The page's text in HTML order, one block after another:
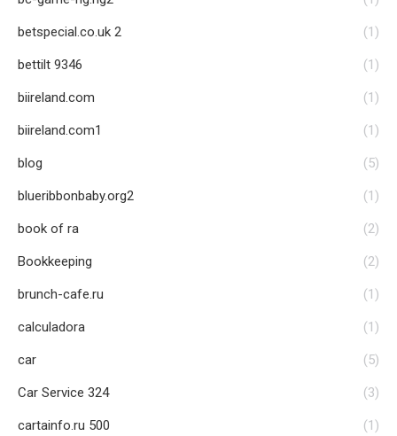
betspecial.co.uk 2 (1)
bettilt 9346 (1)
biireland.com (1)
biireland.com1 (1)
blog (5)
blueribbonbaby.org2 (1)
book of ra (2)
Bookkeeping (2)
brunch-cafe.ru (1)
calculadora (1)
car (5)
Car Service 324 (3)
cartainfo.ru 500 (1)